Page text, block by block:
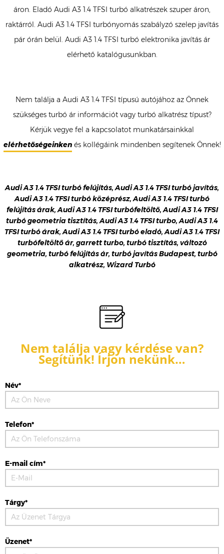
áron. Eladó Audi A3 1.4 TFSI turbó alkatrészek szuper áron,
raktárról. Audi A3 1.4 TFSI turbónyomás szabályzó szelep javítás
pár órán belül. Audi A3 1.4 TFSI turbó elektronika javítás ár
elérhető katalógusunkban.
Nem találja a Audi A3 1.4 TFSI típusú autójához az Önnek
szükséges turbó ár információt vagy turbó alkatrész típust?
Kérjük vegye fel a kapcsolatot munkatársainkkal
elérhetőségeinkenés kollégáink mindenben segítenek Önnek!
Audi A3 1.4 TFSI turbó felújítás, Audi A3 1.4 TFSI turbó javítás,
Audi A3 1.4 TFSI turbó középrész, Audi A3 1.4 TFSI turbó
felújítás árak, Audi A3 1.4 TFSI turbófeltöltő, Audi A3 1.4 TFSI
turbó geometria tisztítás, Audi A3 1.4 TFSI turbo, Audi A3 1.4
TFSI turbó árak, Audi A3 1.4 TFSI turbó eladó, Audi A3 1.4 TFSI
turbófeltöltő ár, garrett turbo, turbó tisztítás, változó
geometria, turbó felújítás ár, turbó javítás Budapest, turbó
alkatrész, Wizard Turbó
Nem találja vagy kérdése van?
Segítünk! Írjon nekünk…
Név*
Telefon*
E-mail cím*
Tárgy*
Üzenet*